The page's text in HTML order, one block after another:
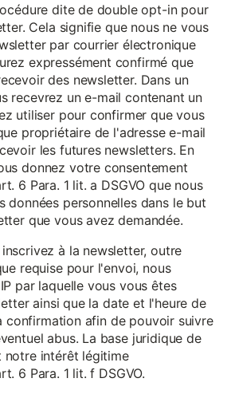
dite de double opt-in pour
Cela signifie que nous ne vous
par courrier électronique
expressément confirmé que
des newsletter. Dans un
recevrez un e-mail contenant un
utiliser pour confirmer que vous
propriétaire de l'adresse e-mail
les futures newsletters. En
donnez votre consentement
6 Para. 1 lit. a DSGVO que nous
données personnelles dans le but
que vous avez demandée.
à la newsletter, outre
requise pour l'envoi, nous
par laquelle vous vous êtes
ainsi que la date et l'heure de
confirmation afin de pouvoir suivre
abus. La base juridique de
notre intérêt légitime
6 Para. 1 lit. f DSGVO.